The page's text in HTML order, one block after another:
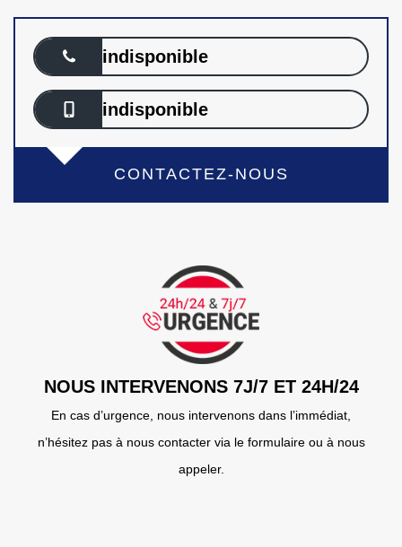
indisponible
indisponible
CONTACTEZ-NOUS
NOUS INTERVENONS 7J/7 ET 24H/24
En cas d’urgence, nous intervenons dans l’immédiat,
n’hésitez pas à nous contacter via le formulaire ou à nous
appeler.